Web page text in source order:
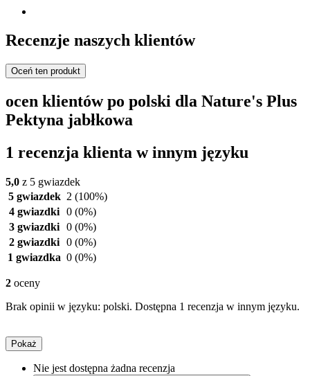
Recenzje naszych klientów
Oceń ten produkt
ocen klientów po polski dla Nature's Plus
Pektyna jabłkowa
1 recenzja klienta w innym języku
5,0 z 5 gwiazdek
5 gwiazdek 2 (100%)
4 gwiazdki 0 (0%)
3 gwiazdki 0 (0%)
2 gwiazdki 0 (0%)
1 gwiazdka 0 (0%)
2 oceny
Brak opinii w języku: polski. Dostępna 1 recenzja w innym języku.
Pokaż
Nie jest dostępna żadna recenzja